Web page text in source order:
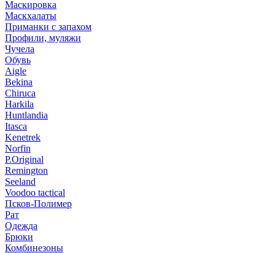
Маскировка
Маскхалаты
Приманки с запахом
Профили, муляжи
Чучела
Обувь
Aigle
Bekina
Chiruсa
Harkila
Huntlandia
Itasca
Kenetrek
Norfin
P.Original
Remington
Seeland
Voodoo tactical
Псков-Полимер
Рат
Одежда
Брюки
Комбинезоны